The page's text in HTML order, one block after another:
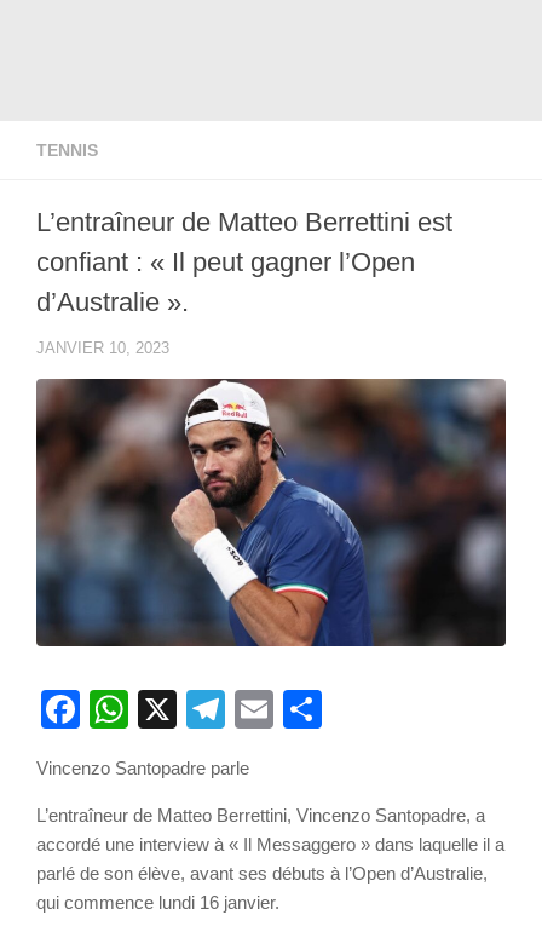
TENNIS
L’entraîneur de Matteo Berrettini est
confiant : « Il peut gagner l’Open
d’Australie ».
JANVIER 10, 2023
Facebook
WhatsApp
X Telegram
Email
Vincenzo Santopadre parle
L’entraîneur de Matteo Berrettini, Vincenzo Santopadre, a
accordé une interview à « Il Messaggero » dans laquelle il a
parlé de son élève, avant ses débuts à l’Open d’Australie,
qui commence lundi 16 janvier.